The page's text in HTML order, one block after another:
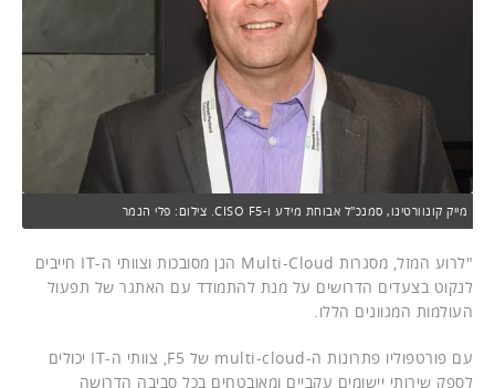
מייק קונוורטינו, סמנכ"ל אבוחת מידע ו-CISO F5. צילום: פלי הנמר
"לרוע המזל, מסגרות Multi-Cloud הנן מסובכות וצוותי ה-IT חייבים
לנקוט בצעדים הדרושים על מנת להתמודד עם האתגר של תפעול
העולמות המגוונים הללו.
עם פורטפוליו פתרונות ה-multi-cloud של F5, צוותי ה-IT יכולים
לספק שירותי יישומים עקביים ומאובטחים בכל סביבה הדרושה